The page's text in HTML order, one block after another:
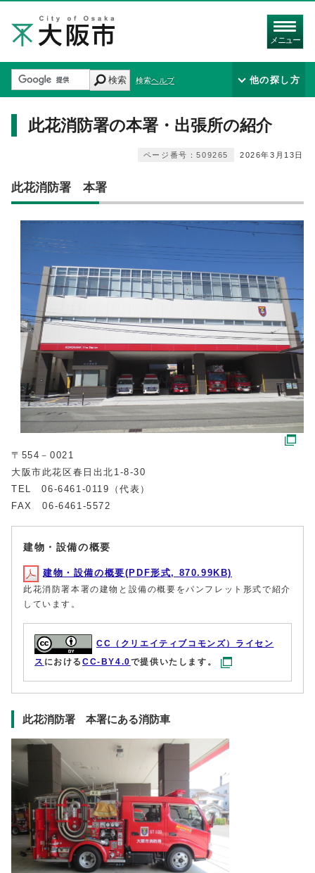
メニュー
検索 検索ヘルプ 他の探し方
此花消防署の本署・出張所の紹介
2026年3月13日
ページ番号：509265
此花消防署 本署
〒554－0021
大阪市此花区春日出北1‐8‐30
TEL 06‐6461‐0119（代表）
FAX 06‐6461‐5572
建物・設備の概要
建物・設備の概要(PDF形式, 870.99KB)
此花消防署本署の建物と設備の概要をパンフレット形式で紹介
しています。
CC（クリエイティブコモンズ）ライセン
ス におけるCC-BY4.0で提供いたします。
此花消防署 本署にある消防車